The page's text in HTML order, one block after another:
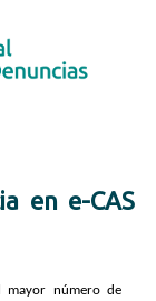
en e-CAS
mayor número de